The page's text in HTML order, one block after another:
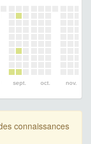
sept. oct. nov.
connaissances